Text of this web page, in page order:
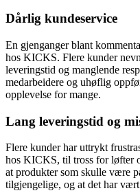
Dårlig kundeservice
En gjenganger blant
hos KICKS. Flere kunder
leveringstid og manglende
medarbeidere og uhøflig
opplevelse for mange.
Lang leveringstid og
Flere kunder har uttrykt
hos KICKS, til tross for løfter
at produkter som skulle være
tilgjengelige, og at det har